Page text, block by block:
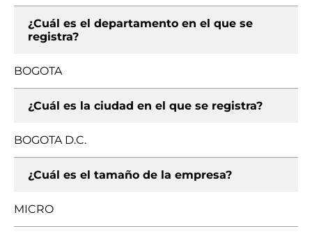
¿Cuál es el departamento en el que se
registra?
BOGOTA
¿Cuál es la ciudad en el que se registra?
BOGOTA D.C.
¿Cuál es el tamaño de la empresa?
MICRO